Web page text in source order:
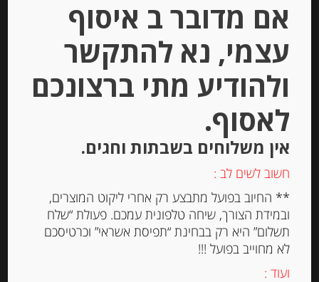
נוגט שקדים קרנצ’י מסורתי אגראמונט
-
מחיר ל 100 גרם:26.67 ש"ח
אם מדובר ב איסוף
עצמי, נא להתקשר
ולהודיע מתי ברצונכם
לאסוף.
אין משלוחים בשבתות וחגים.
חשוב לשים לב :
** החיוב בפועל מתבצע רק אחרי ליקוט המוצרים,
ובמידת הצורך, שיחה טלפונית עמכם. פעולת “שלח
תשלום” היא רק בבחינת “תפיסת אשראי” וכרטיסכם
לא מחוייב בפועל !!!
ועוד :